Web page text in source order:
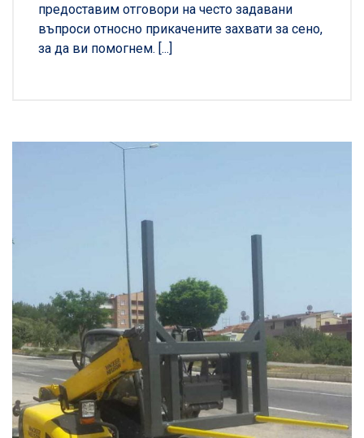
предоставим отговори на често задавани
въпроси относно прикачените захвати за сено,
за да ви помогнем. [...]